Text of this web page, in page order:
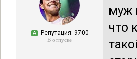
А Репутация: 9700
В отпуске
муж
что